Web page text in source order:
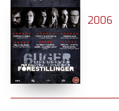
2006